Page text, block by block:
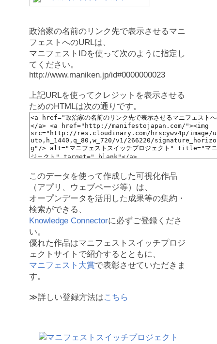
政治家の名前のリンク先で表示させるマニ
フェストへのURLは、
マニフェストIDを使って次のように指定し
てください。
http://www.maniken.jp/id#0000000023
上記URLを使ってクレジットを表示させる
ためのHTMLは次の通りです。
このデータを使って作成した可視化作品
（アプリ、ウェブページ等）は、
オープンデータを活用した成果等の集約・
検索ができる、
Knowledge Connectorに必ずご登録くださ
い。
優れた作品はマニフェストスイッチプロジ
ェクトサイトで紹介するとともに、
マニフェスト大賞で表彰させていただきま
す。
≫詳しい登録方法はこちら